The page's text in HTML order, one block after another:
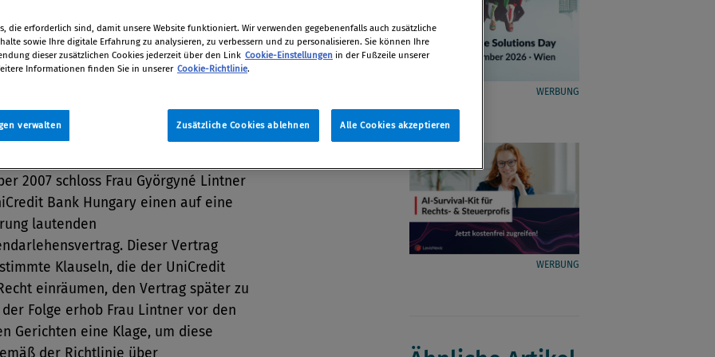
sie mit dem Streitgegenstand
2007 schloss Frau Györgyné Lintner
Bank Hungary einen auf eine
lautenden
Dieser Vertrag
Klauseln, die der UniCredit
einräumen, den Vertrag später zu
Folge erhob Frau Lintner vor den
Gerichten eine Klage, um diese
der Richtlinie über
WERBUNG
WERBUNG
die erforderlich sind, damit unsere Website funktioniert. Wir verwenden gegebenenfalls auch zusätzliche
sowie Ihre digitale Erfahrung zu analysieren, zu verbessern und zu personalisieren. Sie können Ihre
dieser zusätzlichen Cookies jederzeit über den Link Cookie-Einstellungen in der Fußzeile unserer
Informationen finden Sie in unserer Cookie-Richtlinie.
Zusätzliche Cookies ablehnen Alle Cookies akzeptieren
verwalten